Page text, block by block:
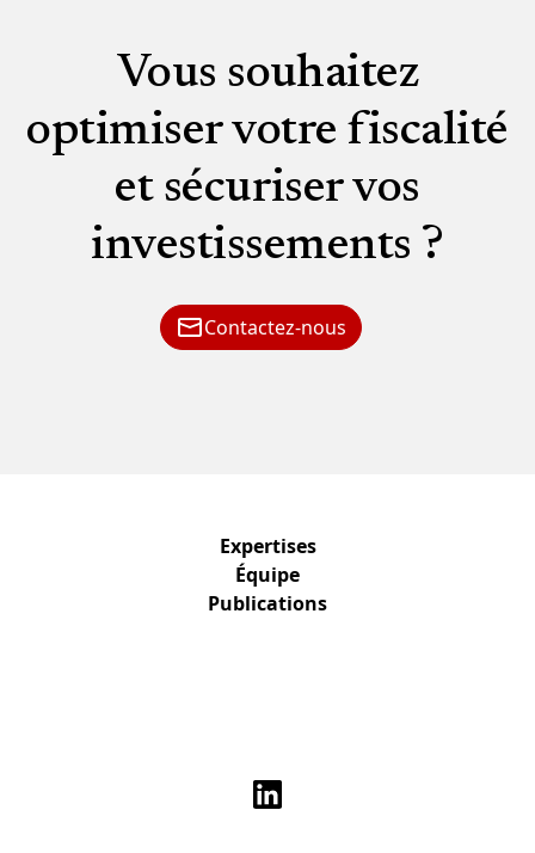
Vous souhaitez
optimiser votre fiscalité
et sécuriser vos
investissements ?
Contactez-nous
Expertises
Équipe
Publications